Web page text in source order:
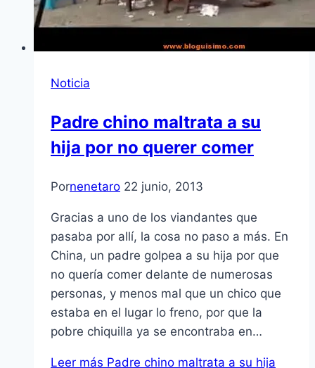
Noticia
Padre chino maltrata a su
hija por no querer comer
Pornenetaro 22 junio, 2013
Gracias a uno de los viandantes que
pasaba por allí, la cosa no paso a más. En
China, un padre golpea a su hija por que
no quería comer delante de numerosas
personas, y menos mal que un chico que
estaba en el lugar lo freno, por que la
pobre chiquilla ya se encontraba en…
Leer más Padre chino maltrata a su hija